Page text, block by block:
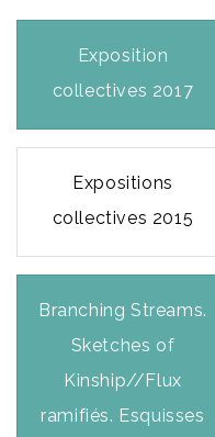
Exposition
collectives 2017
Expositions
collectives 2015
Branching Streams.
Sketches of
Kinship//Flux
ramifiés. Esquisses